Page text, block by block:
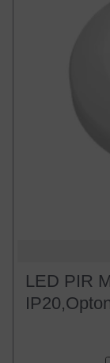
LED PIR